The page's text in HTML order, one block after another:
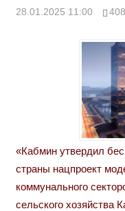
28.01.2025 11:00
«Кабмин утвердил
страны нацпроект
коммунального
сельского хозяйства